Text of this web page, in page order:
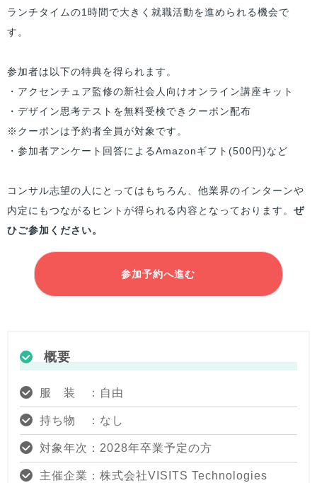
ランチタイムの1時間で大きく就職活動を進められる機会で
す。
参加者は以下の特典を得られます。
・アクセンチュア監修の新社会人向けオンライン講座キット
・デザイン思考テストを無料受検できクーポン配布
※クーポンは予約者全員が対象です。
・参加者アンケート回答によるAmazonギフト(500円)など
コンサル志望の人にとってはもちろん、他業界のインターンや
内定にもつながるヒントが得られる内容となっております。 ぜ
ひご参加ください。
参加予約へ進む
概要
服 装 ：自由
持ち物 ：なし
対象年次：2028年卒業予定の方
主催企業：株式会社VISITS Technologies